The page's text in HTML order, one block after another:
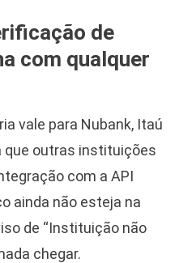
de
com qualquer
vale para Nubank, Itaú
que outras instituições
com a API
ainda não esteja na
de “Instituição não
chegar.